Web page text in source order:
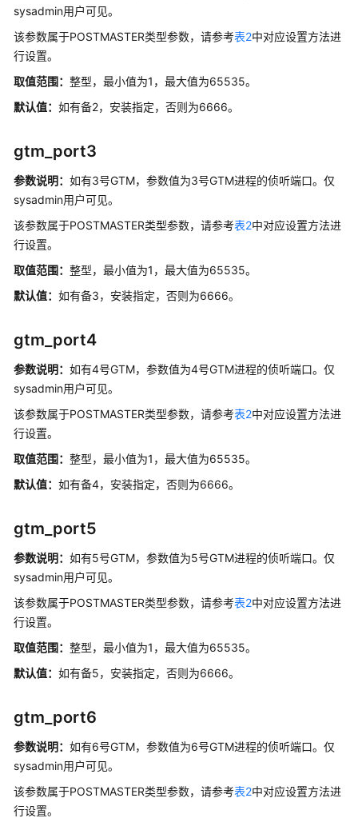
参
级
数
其
项
待
件
统
能
照
安
全
配
HyperLogLog
户
定
义
数
sysadmin用户可见。
该参数属于POSTMASTER类型参数，请参考表2中对应设置方法进
行设置。
取值范围： 整型，最小值为1，最大值为65535。
默认值： 如有备2，安装指定，否则为6666。
gtm_port3
参数说明： 如有3号GTM，参数值为3号GTM进程的侦听端口。仅
sysadmin用户可见。
该参数属于POSTMASTER类型参数，请参考表2中对应设置方法进
行设置。
取值范围： 整型，最小值为1，最大值为65535。
默认值： 如有备3，安装指定，否则为6666。
gtm_port4
参数说明： 如有4号GTM，参数值为4号GTM进程的侦听端口。仅
sysadmin用户可见。
该参数属于POSTMASTER类型参数，请参考表2中对应设置方法进
行设置。
取值范围： 整型，最小值为1，最大值为65535。
默认值： 如有备4，安装指定，否则为6666。
gtm_port5
参数说明： 如有5号GTM，参数值为5号GTM进程的侦听端口。仅
sysadmin用户可见。
该参数属于POSTMASTER类型参数，请参考表2中对应设置方法进
行设置。
取值范围： 整型，最小值为1，最大值为65535。
默认值： 如有备5，安装指定，否则为6666。
gtm_port6
参数说明： 如有6号GTM，参数值为6号GTM进程的侦听端口。仅
sysadmin用户可见。
该参数属于POSTMASTER类型参数，请参考表2中对应设置方法进
行设置。